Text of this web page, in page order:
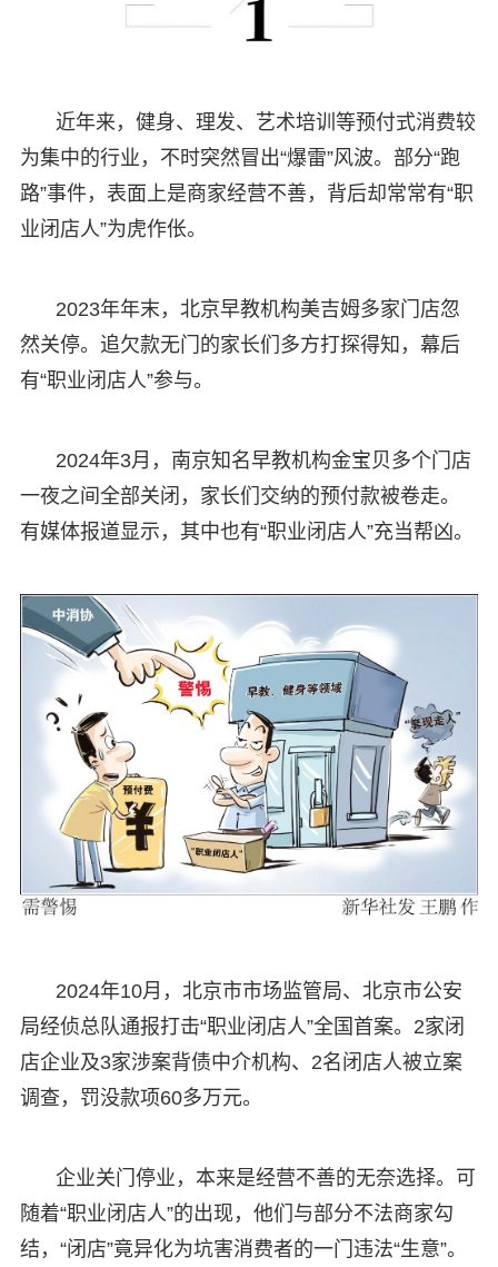
近年来，健身、理发、艺术培训等预付式消费较
为集中的行业，不时突然冒出“爆雷”风波。部分“跑
路”事件，表面上是商家经营不善，背后却常常有“职
业闭店人”为虎作伥。
2023年年末，北京早教机构美吉姆多家门店忽
然关停。追欠款无门的家长们多方打探得知，幕后
有“职业闭店人”参与。
2024年3月，南京知名早教机构金宝贝多个门店
一夜之间全部关闭，家长们交纳的预付款被卷走。
有媒体报道显示，其中也有“职业闭店人”充当帮凶。
2024年10月，北京市市场监管局、北京市公安
局经侦总队通报打击“职业闭店人”全国首案。2家闭
店企业及3家涉案背债中介机构、2名闭店人被立案
调查，罚没款项60多万元。
企业关门停业，本来是经营不善的无奈选择。可
随着“职业闭店人”的出现，他们与部分不法商家勾
结，“闭店”竟异化为坑害消费者的一门违法“生意”。